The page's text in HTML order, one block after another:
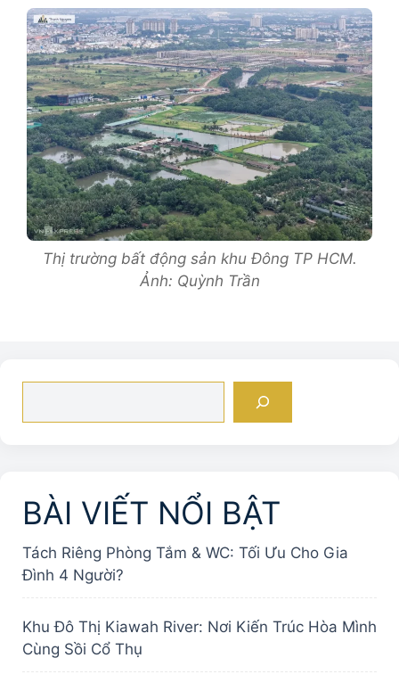
Thị trường bất động sản khu Đông TP HCM.
Ảnh: Quỳnh Trần
BÀI VIẾT NỔI BẬT
Tách Riêng Phòng Tắm & WC: Tối Ưu Cho Gia
Đình 4 Người?
Khu Đô Thị Kiawah River: Nơi Kiến Trúc Hòa Mình
Cùng Sồi Cổ Thụ